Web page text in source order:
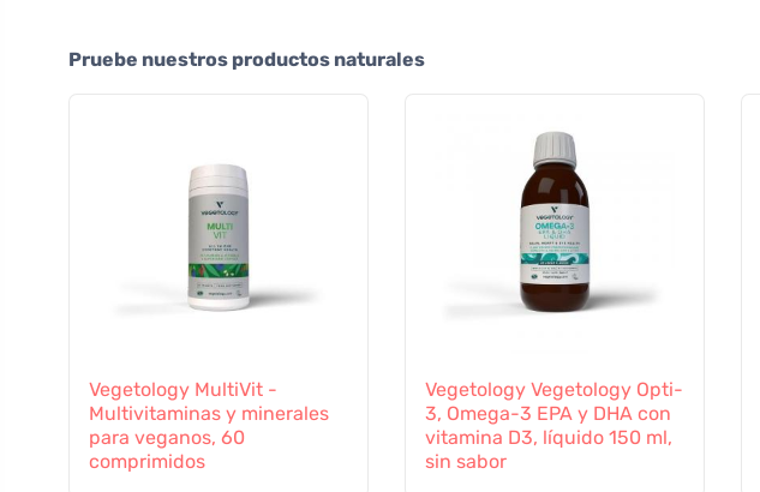
Pruebe nuestros productos naturales
Vegetology MultiVit -
Multivitaminas y minerales
para veganos, 60
comprimidos
Vegetology Vegetology Opti-
3, Omega-3 EPA y DHA con
vitamina D3, líquido 150 ml,
sin sabor